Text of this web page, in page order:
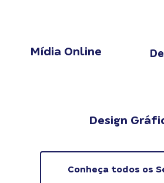
Mídia Online
Design
Conheça todos os